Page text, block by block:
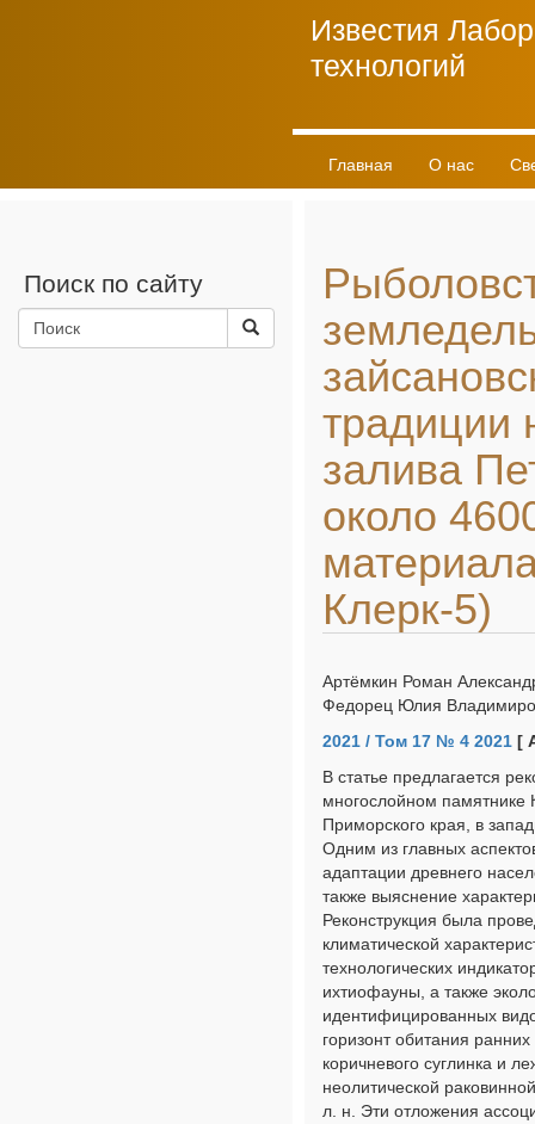
Известия
технологий
Главная О нас
Поиск по сайту
традиции
залива
около
Клерк-5)
Артёмкин Роман
Федорец Юлия
2021 / Том 17 № 4 2021 [
В статье предлагается
многослойном
Приморского края, в
Одним из главных
адаптации древнего
также выяснение
Реконструкция была
климатической
технологических
ихтиофауны, а также
идентифицированных
горизонт обитания
коричневого суглинка и
неолитической
л. н. Эти отложения